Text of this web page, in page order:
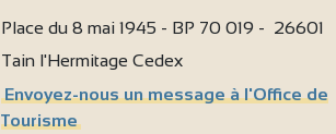
Place du 8 mai 1945 - BP 70 019 - 26601
Tain l'Hermitage Cedex
Envoyez-nous un message à l'Office de
Tourisme